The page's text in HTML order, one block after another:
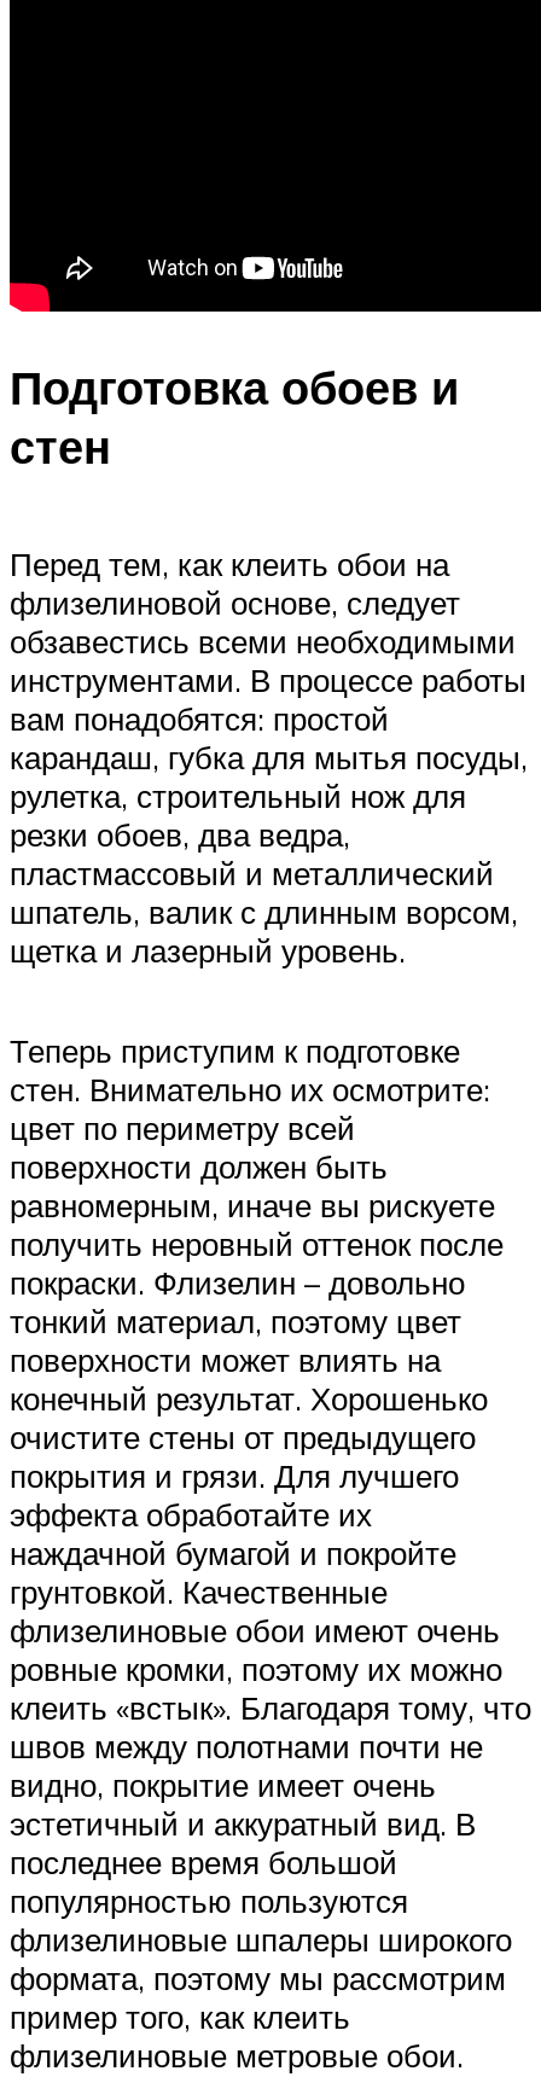
Подготовка обоев и
стен
Перед тем, как клеить обои на
флизелиновой основе, следует
обзавестись всеми необходимыми
инструментами. В процессе работы
вам понадобятся: простой
карандаш, губка для мытья посуды,
рулетка, строительный нож для
резки обоев, два ведра,
пластмассовый и металлический
шпатель, валик с длинным ворсом,
щетка и лазерный уровень.
Теперь приступим к подготовке
стен. Внимательно их осмотрите:
цвет по периметру всей
поверхности должен быть
равномерным, иначе вы рискуете
получить неровный оттенок после
покраски. Флизелин – довольно
тонкий материал, поэтому цвет
поверхности может влиять на
конечный результат. Хорошенько
очистите стены от предыдущего
покрытия и грязи. Для лучшего
эффекта обработайте их
наждачной бумагой и покройте
грунтовкой. Качественные
флизелиновые обои имеют очень
ровные кромки, поэтому их можно
клеить «встык». Благодаря тому, что
швов между полотнами почти не
видно, покрытие имеет очень
эстетичный и аккуратный вид. В
последнее время большой
популярностью пользуются
флизелиновые шпалеры широкого
формата, поэтому мы рассмотрим
пример того, как клеить
флизелиновые метровые обои.